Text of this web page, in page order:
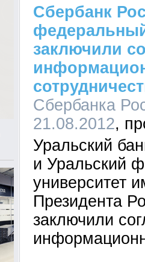
Сбербанк
заключили
Сбербанка
21.08.2012
Уральский
и Уральский
университет
Президента
заключили